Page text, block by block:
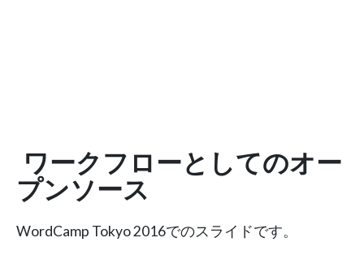
ワークフローとしてのオー
プンソース
WordCamp Tokyo 2016でのスライドです。